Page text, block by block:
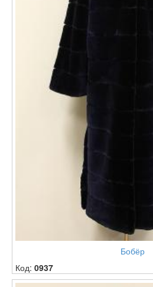
Бобёр
Код: 0937